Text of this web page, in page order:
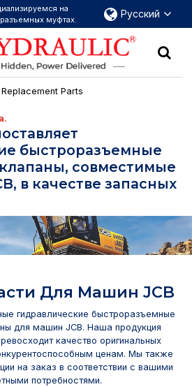
на
муфтах.
Русский
Parts
быстроразъемные
совместимые
в качестве запасных
Для Машин JCB
гидравлические быстроразъемные
для машин JCB. Наша продукция
качество оригинальных
ценам. Мы также
на заказ в соответствии с вашими
потребностями.